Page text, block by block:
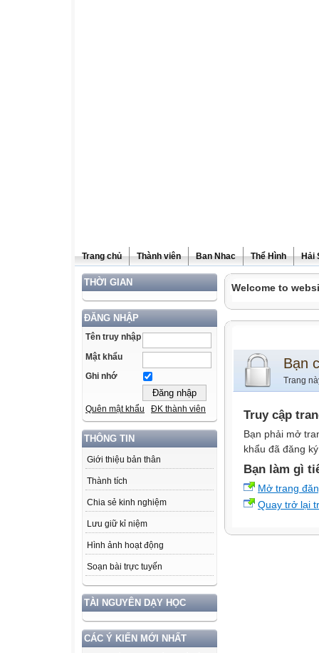
Trang chủ Thành viên Ban Nhac Thể Hình Hải
THỜI GIAN
ĐĂNG NHẬP
Tên truy nhập
Mật khẩu
Ghi nhớ
Quên mật khẩu ĐK thành viên
THÔNG TIN
Giới thiệu bản thân
Thành tích
Chia sẻ kinh nghiệm
Lưu giữ kỉ niệm
Hình ảnh hoạt động
Soạn bài trực tuyến
TÀI NGUYÊN DẠY HỌC
CÁC Ý KIẾN MỚI NHẤT
Welcome to
Bạn
Trang
Truy cập
Bạn phải mở
khẩu đã đăng
Bạn làm gì
Mở trang
Quay trở lại